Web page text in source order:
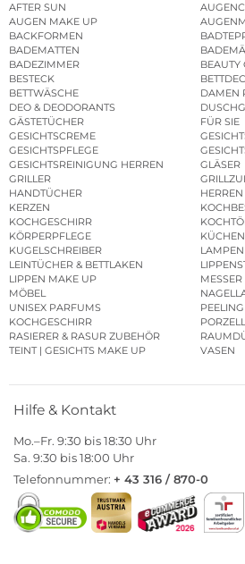
AFTER SUN
AUGEN MAKE UP
BACKFORMEN
BADEMATTEN
BADEZIMMER
BEAUTY
BESTECK
BETTWÄSCHE
DAMEN
DEO & DEODORANTS
GÄSTETÜCHER
FÜR SIE
GESICHTSCREME
GESICHTSPFLEGE
GESICHTSREINIGUNG HERREN
GLÄSER
GRILLER
HANDTÜCHER
KERZEN
KOCHGESCHIRR
KÖRPERPFLEGE
KUGELSCHREIBER
LEINTÜCHER & BETTLAKEN
LIPPEN MAKE UP
MESSER
MÖBEL
UNISEX PARFUMS
PEELING
KOCHGESCHIRR
RASIERER & RASUR ZUBEHÖR
TEINT | GESICHTS MAKE UP
VASEN
Hilfe & Kontakt
Mo.–Fr. 9:30 bis 18:30 Uhr
Sa. 9:30 bis 18:00 Uhr
Telefonnummer: + 43 316 / 870-0